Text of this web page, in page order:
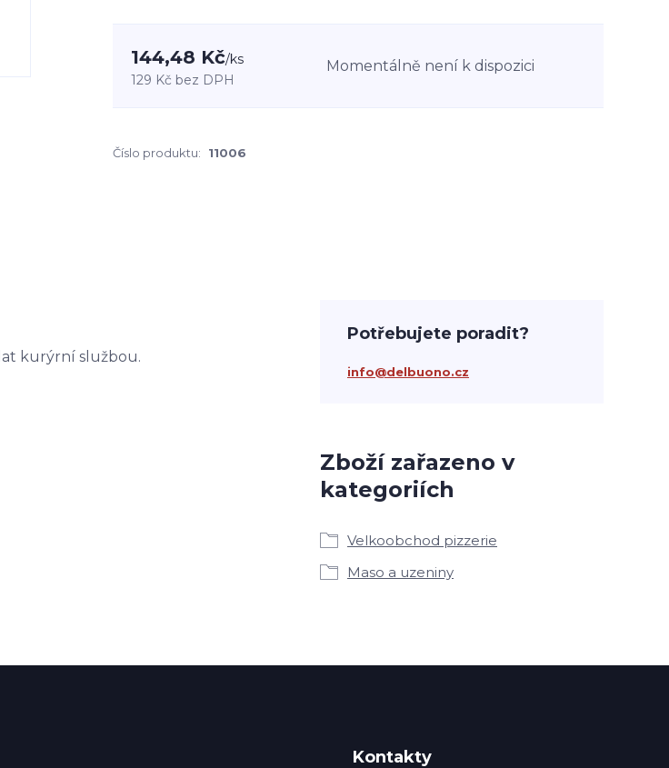
144,48 Kč/ks
129 Kč bez DPH
Momentálně není k dispozici
Číslo produktu: 11006
kurýrní službou.
Zboží zařazeno v
kategoriích
Velkoobchod pizzerie
Maso a uzeniny
Potřebujete poradit?
info@delbuono.cz
Kontakty